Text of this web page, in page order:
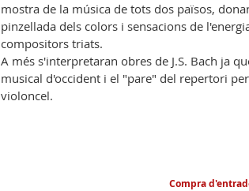
mostra de la música de tots dos països,
pinzellada dels colors i sensacions de
compositors triats.
A més s'interpretaran obres de J.S. Bach ja
musical d'occident i el "pare" del repertori
violoncel.
Compra